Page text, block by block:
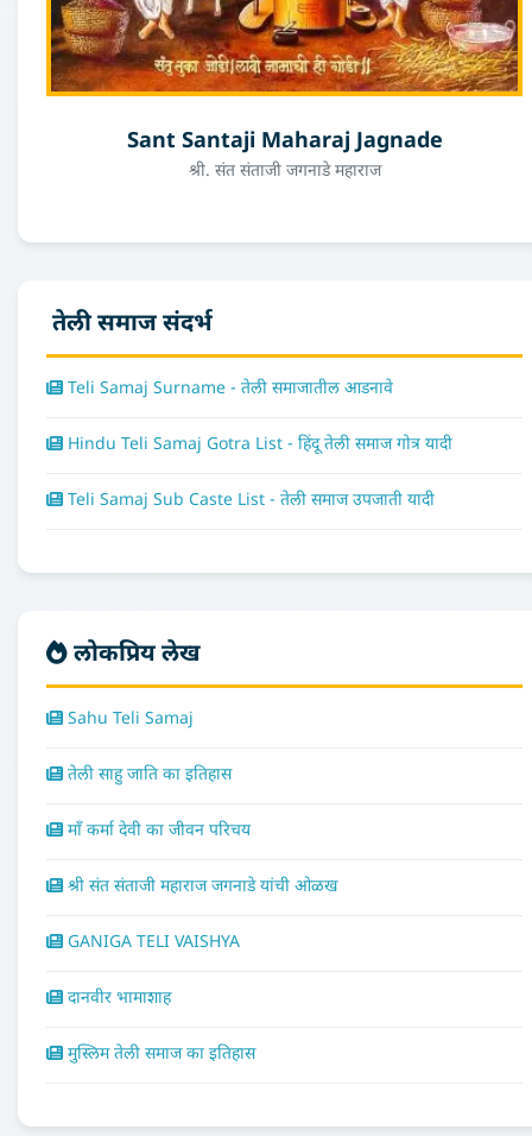
Sant Santaji Maharaj Jagnade
श्री. संत संताजी जगनाडे महाराज
तेली समाज संदर्भ
Teli Samaj Surname - तेली समाजातील आडनावे
Hindu Teli Samaj Gotra List - हिंदू तेली समाज गोत्र यादी
Teli Samaj Sub Caste List - तेली समाज उपजाती यादी
लोकप्रिय लेख
Sahu Teli Samaj
तेली साहु जाति का इतिहास
माँ कर्मा देवी का जीवन परिचय
श्री संत संताजी महाराज जगनाडे यांची ओळख
GANIGA TELI VAISHYA
दानवीर भामाशाह
मुस्लिम तेली समाज का इतिहास